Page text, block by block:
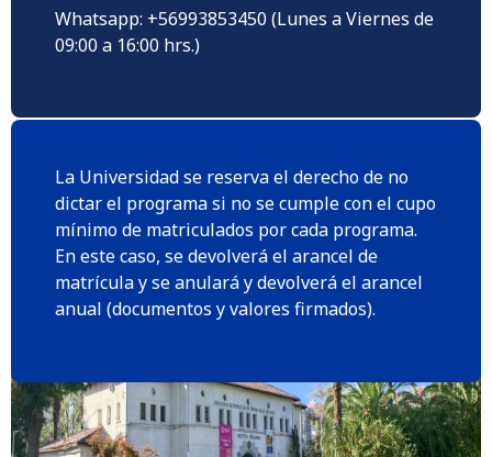
Whatsapp: +56993853450 (Lunes a Viernes de
09:00 a 16:00 hrs.)
La Universidad se reserva el derecho de no
dictar el programa si no se cumple con el cupo
mínimo de matriculados por cada programa.
En este caso, se devolverá el arancel de
matrícula y se anulará y devolverá el arancel
anual (documentos y valores firmados).